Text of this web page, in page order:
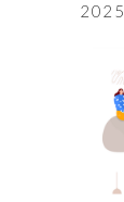
2025